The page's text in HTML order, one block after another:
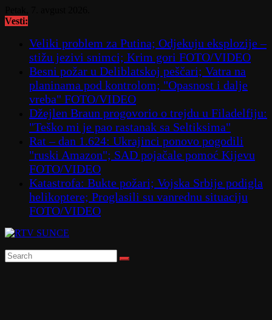
to
Vesti:
Veliki problem za Putina; Odjekuju eksplozije –
stižu jezivi snimci; Krim gori FOTO/VIDEO
Besni požar u Deliblatskoj peščari; Vatra na
planinama pod kontrolom; "Opasnost i dalje
vreba" FOTO/VIDEO
Džejlen Braun progovorio o trejdu u Filadelfiju:
"Teško mi je pao rastanak sa Seltiksima"
Rat – dan 1.624: Ukrajinci ponovo pogodili
"ruski Amazon"; SAD pojačale pomoć Kijevu
FOTO/VIDEO
Katastrofa: Bukte požari; Vojska Srbije podigla
helikoptere; Proglasili su vanrednu situaciju
FOTO/VIDEO